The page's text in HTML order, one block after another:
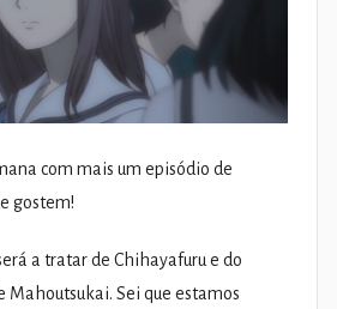
com mais um episódio de
gostem!
a tratar de Chihayafuru e do
Mahoutsukai. Sei que estamos